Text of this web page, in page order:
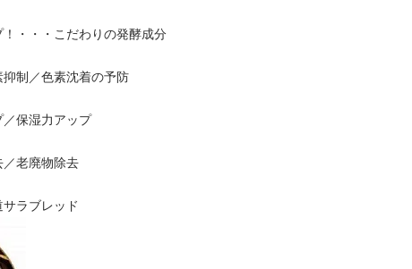
・・・こだわりの発酵成分
制／色素沈着の予防
保湿力アップ
老廃物除去
ラブレッド